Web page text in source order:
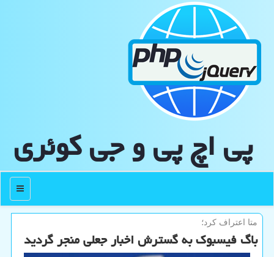
پی اچ پی و جی كوئری
منو
متا اعتراف كرد؛
باگ فیسبوک به گسترش اخبار جعلی منجر گردید